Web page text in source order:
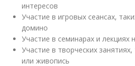
интересов
Участие в игровых сеансах,
домино
Участие в семинарах и лекциях
Участие в творческих
или живопись